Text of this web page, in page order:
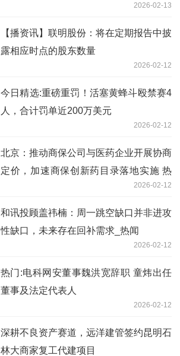
2026-02-13
【播资讯】联明股份：将在定期报告中披
露相应时点的股东数量
2026-02-12
今日精选:重磅重罚！活塞黄蜂斗殴禁赛4
人，合计罚单近200万美元
2026-02-12
北京：推动商保公司与医药企业开展协商
定价，加速商保创新药目录落地实施 热
2026-02-12
和讯投顾盖祎楠：周一跳空缺口并非进攻
性缺口，未来存在回补需求_热闻
2026-02-12
热门:电科网安董事魏洪宽辞职 童炜出任
董事及法定代表人
2026-02-12
深耕不良资产赛道，远洋建管签约昆明石
林大商家复工代建项目